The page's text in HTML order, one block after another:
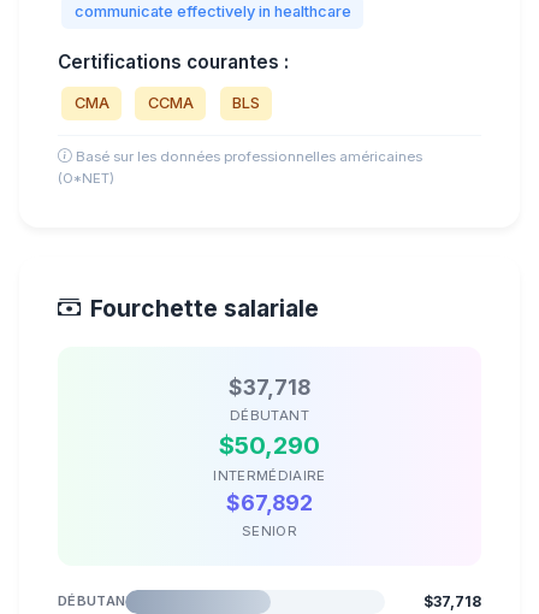
communicate effectively in healthcare
Certifications courantes :
CMA CCMA BLS
Basé sur les données professionnelles américaines
(O*NET)
Fourchette salariale
$37,718
DÉBUTANT
$50,290
INTERMÉDIAIRE
$67,892
SENIOR
DÉBUTANT $37,718